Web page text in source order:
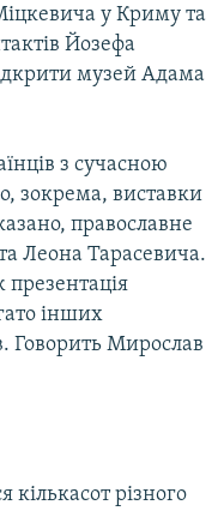
у Криму та
Йозефа
музей Адама
з сучасною
зокрема, виставки
православне
Леона Тарасевича.
презентація
інших
Говорить Мирослав
кількасот різного